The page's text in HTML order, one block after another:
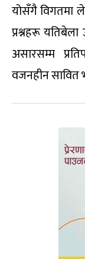
योसँगै विगतमा
प्रश्नहरू
असारसम्म
वजनहीन सावित